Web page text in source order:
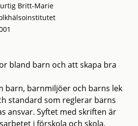
Britt-Marie
bland barn och att skapa bra
barn, barnmiljöer och barns lek
standard som reglerar barns
ansvar. Syftet med skriften är
i förskola och skola.